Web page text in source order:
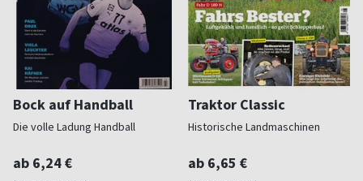
Bock auf Handball
Die volle Ladung Handball
ab 6,24 €
Traktor Classic
Historische Landmaschinen
ab 6,65 €